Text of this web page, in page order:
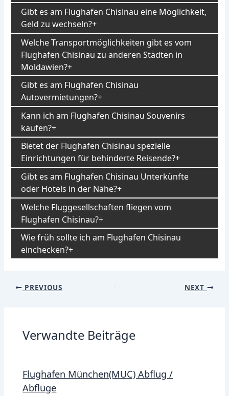
Gibt es am Flughafen Chisinau eine Möglichkeit,
Geld zu wechseln?
Welche Transportmöglichkeiten gibt es vom
Flughafen Chisinau zu anderen Städten in
Moldawien?
Gibt es am Flughafen Chisinau
Autovermietungen?
Kann ich am Flughafen Chisinau Souvenirs
kaufen?
Bietet der Flughafen Chisinau spezielle
Einrichtungen für behinderte Reisende?
Gibt es am Flughafen Chisinau Unterkünfte
oder Hotels in der Nähe?
Welche Fluggesellschaften fliegen vom
Flughafen Chisinau?
Wie früh sollte ich am Flughafen Chisinau
einchecken?
Post
PREVIOUS NEXT
Verwandte Beiträge
Flughafen München(MUC) Abflug /
Abflüge